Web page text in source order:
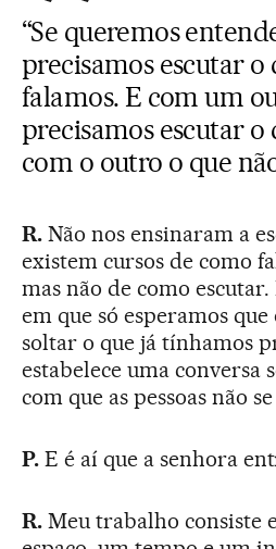
“Se queremos
precisamos escutar o
falamos. E com um
precisamos escutar o
com o outro o que
R.Não nos ensinaram a
existem cursos de como
mas não de como
em que só esperamos
soltar o que já tínhamos
estabelece uma conversa
com que as pessoas não
P.E é aí que a senhora
R.Meu trabalho consiste